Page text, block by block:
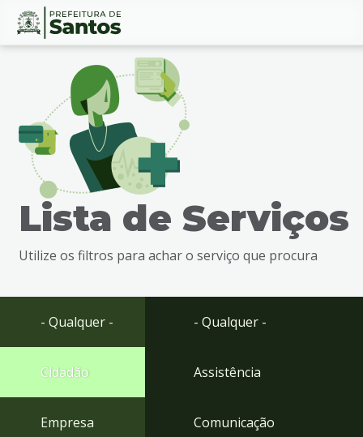
Ir
busca
Ir
rodapé
Conteúdo
Lista de Serviços
Utilize os filtros para achar o serviço que procura
- Qualquer -
Cidadão
Empresa
- Qualquer -
Assistência
Comunicação